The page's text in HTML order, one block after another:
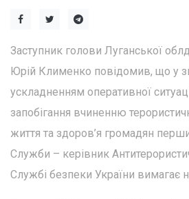
Заступник голови Луганської
Юрій Клименко повідомив, що у
ускладненням оперативної
запобігання вчиненню
життя та здоров’я громадян
Служби – керівник
Службі безпеки України вимагає